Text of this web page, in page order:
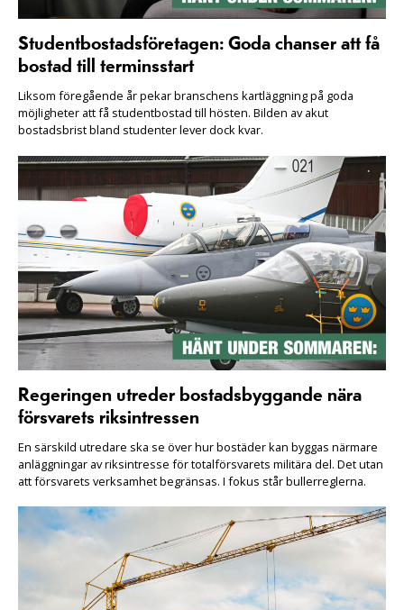
Studentbostadsföretagen: Goda chanser att få
bostad till terminsstart
Liksom föregående år pekar branschens kartläggning på goda
möjligheter att få studentbostad till hösten. Bilden av akut
bostadsbrist bland studenter lever dock kvar.
Regeringen utreder bostadsbyggande nära
försvarets riksintressen
En särskild utredare ska se över hur bostäder kan byggas närmare
anläggningar av riksintresse för totalförsvarets militära del. Det utan
att försvarets verksamhet begränsas. I fokus står bullerreglerna.